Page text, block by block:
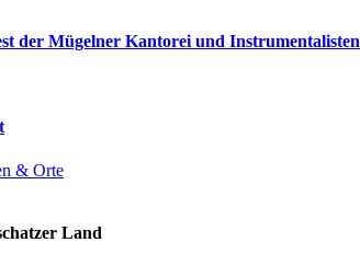
der Mügelner Kantorei und Instrumentalisten
& Orte
Land